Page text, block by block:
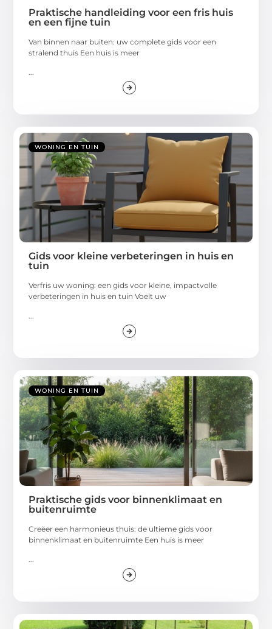
Praktische handleiding voor een fris huis
en een fijne tuin
Van binnen naar buiten: uw complete gids voor een
stralend thuis Een huis is meer
...
WONING EN TUIN
Gids voor kleine verbeteringen in huis en
tuin
Verfris uw woning: een gids voor kleine, impactvolle
verbeteringen in huis en tuin Voelt uw
...
WONING EN TUIN
Praktische gids voor binnenklimaat en
buitenruimte
Creëer een harmonieus thuis: de ultieme gids voor
binnenklimaat en buitenruimte Een huis is meer
...